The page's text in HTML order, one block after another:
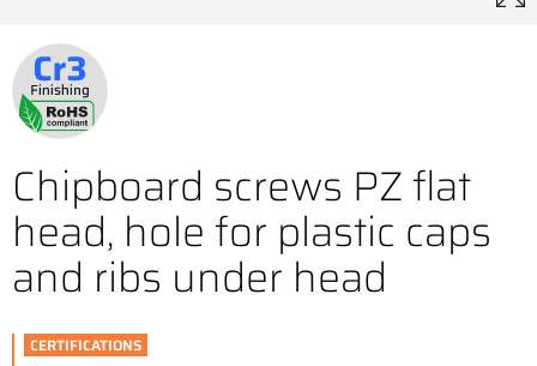
Chipboard screws PZ flat
head, hole for plastic caps
and ribs under head
CERTIFICATIONS